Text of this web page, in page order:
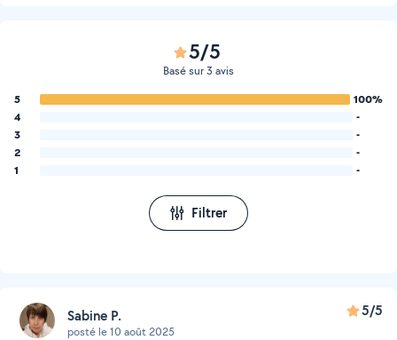
5/5
Basé sur 3 avis
5
100%
4
-
3
-
2
-
1
-
Filtrer
Sabine P.
posté le 10 août 2025
5/5